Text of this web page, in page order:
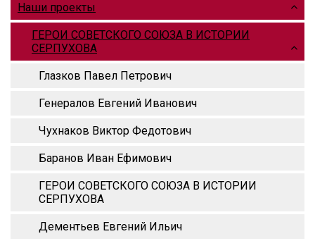
Наши проекты
ГЕРОИ СОВЕТСКОГО СОЮЗА В ИСТОРИИ
СЕРПУХОВА
Глазков Павел Петрович
Генералов Евгений Иванович
Чухнаков Виктор Федотович
Баранов Иван Ефимович
ГЕРОИ СОВЕТСКОГО СОЮЗА В ИСТОРИИ
СЕРПУХОВА
Дементьев Евгений Ильич